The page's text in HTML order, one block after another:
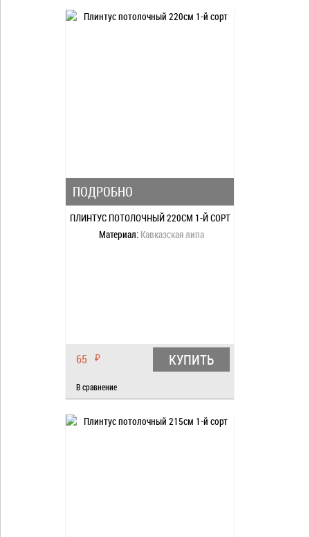
ПОДРОБНО
ПЛИНТУС ПОТОЛОЧНЫЙ 220СМ 1-Й СОРТ
Материал: Кавказская липа
65 ₽ КУПИТЬ
В сравнение